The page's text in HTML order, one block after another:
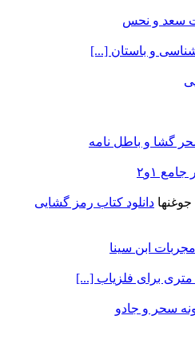
سعد و نحس
و باستان [...]
گشا و باطل نامه
۱و۲
دانلود کتاب رمز گشایی
ابن سینا
برای فلزیاب [...]
سحر و جادو